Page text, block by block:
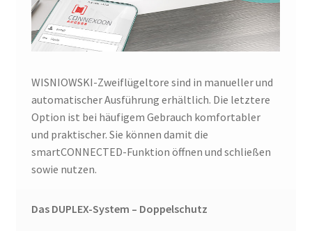
WISNIOWSKI-Zweiflügeltore sind in manueller und
automatischer Ausführung erhältlich. Die letztere
Option ist bei häufigem Gebrauch komfortabler
und praktischer. Sie können damit die
smartCONNECTED-Funktion öffnen und schließen
sowie nutzen.
Das DUPLEX-System – Doppelschutz